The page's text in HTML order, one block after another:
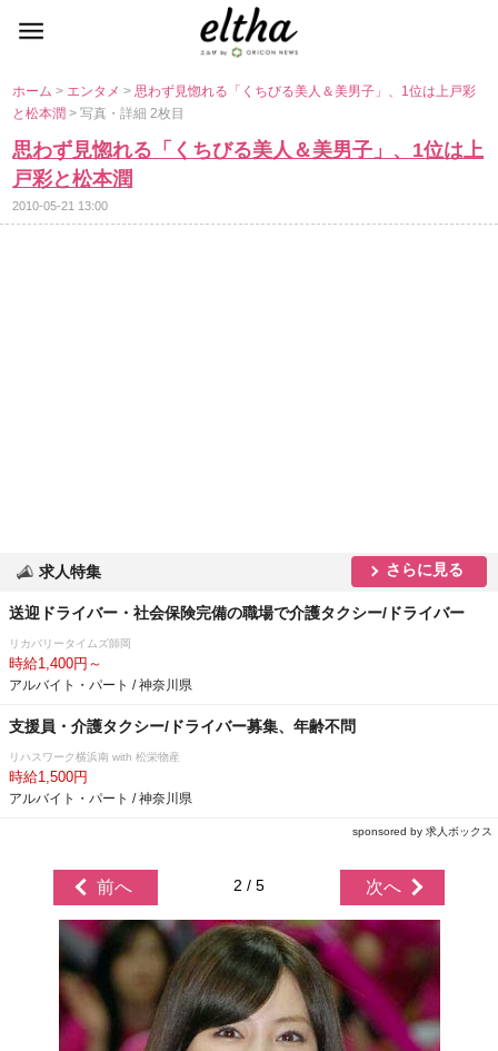
ホーム> エンタメ>思わず見惚れる「くちびる美人＆美男子」、1位は上戸彩
と松本潤> 写真・詳細 2枚目
思わず見惚れる「くちびる美人＆美男子」、1位は上
戸彩と松本潤
2010-05-21 13:00
求人特集 さらに見る
送迎ドライバー・社会保険完備の職場で介護タクシー/ドライバー
リカバリータイムズ師岡
時給1,400円～
アルバイト・パート / 神奈川県
支援員・介護タクシー/ドライバー募集、年齢不問
リハスワーク横浜南 with 松栄物産
時給1,500円
アルバイト・パート / 神奈川県
sponsored by 求人ボックス
前へ 2 / 5 次へ